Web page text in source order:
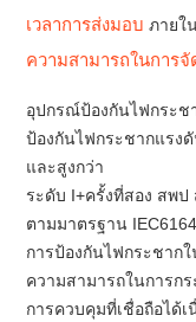
เวลาการส่งมอบภายใ
ความสามารถในการจั
อุปกรณ์ป้องกันไฟกระช
ป้องกันไฟกระชากแรง
และสูงกว่า
ระดับ I+ครั้งที่สอง สพ
ตามมาตรฐาน
การป้องกันไฟกระชาก
ความสามารถในการก
การควบคุมที่เชื่อถือได้